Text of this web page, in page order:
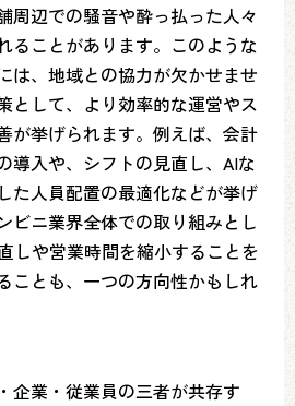
周辺での騒音や酔っ払った人々
ることがあります。このような
は、地域との協力が欠かせませ
として、より効率的な運営やス
が挙げられます。例えば、会計
導入や、シフトの見直し、AIな
た人員配置の最適化などが挙げ
ビニ業界全体での取り組みとし
しや営業時間を縮小することを
ことも、一つの方向性かもしれ
企業・従業員の三者が共存す